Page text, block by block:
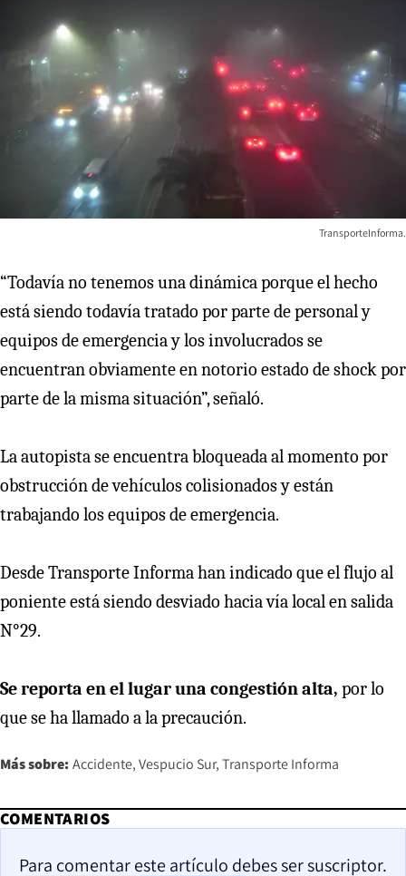
TransporteInforma.
“Todavía no tenemos una dinámica porque el hecho
está siendo todavía tratado por parte de personal y
equipos de emergencia y los involucrados se
encuentran obviamente en notorio estado de shock por
parte de la misma situación”, señaló.
La autopista se encuentra bloqueada al momento por
obstrucción de vehículos colisionados y están
trabajando los equipos de emergencia.
Desde Transporte Informa han indicado que el flujo al
poniente está siendo desviado hacia vía local en salida
N°29.
Se reporta en el lugar una congestión alta, por lo
que se ha llamado a la precaución.
Más sobre: Accidente Vespucio Sur Transporte Informa
COMENTARIOS
Para comentar este artículo debes ser suscriptor.